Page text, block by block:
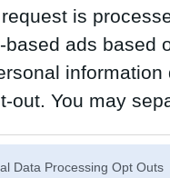
is
based ads based
out. You may
Data Processing Opt Outs